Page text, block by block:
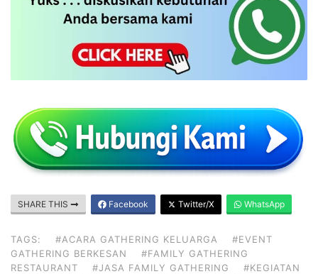
SHARE THIS Facebook Twitter/X WhatsApp
TAGS: #ACARA GATHERING KELUARGA
#EVENT
GATHERING BERKESAN
#FAMILY GATHERING
RESTAURANT
#JASA FAMILY GATHERING
#KEGIATAN